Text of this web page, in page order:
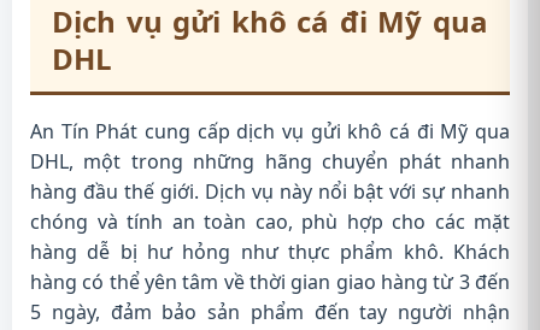
Dịch vụ gửi khô cá đi Mỹ qua
DHL
An Tín Phát cung cấp dịch vụ gửi khô cá đi Mỹ qua
DHL, một trong những hãng chuyển phát nhanh
hàng đầu thế giới. Dịch vụ này nổi bật với sự nhanh
chóng và tính an toàn cao, phù hợp cho các mặt
hàng dễ bị hư hỏng như thực phẩm khô. Khách
hàng có thể yên tâm về thời gian giao hàng từ 3 đến
5 ngày, đảm bảo sản phẩm đến tay người nhận